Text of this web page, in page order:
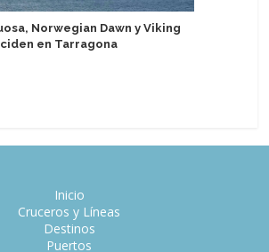
Norwegian Dawn y Viking
en Tarragona
Inicio
Cruceros y Líneas
Destinos
Puertos